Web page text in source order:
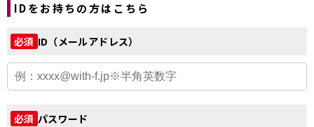
IDをお持ちの方はこちら
必須 ID（メールアドレス）
必須 パスワード